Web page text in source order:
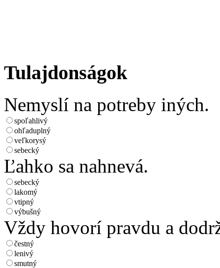
Tulajdonságok
Nemyslí na potreby iných.
spoľahlivý
ohľaduplný
veľkorysý
sebecký
Ľahko sa nahnevá.
sebecký
lakomý
vtipný
výbušný
Vždy hovorí pravdu a
čestný
lenivý
smutný